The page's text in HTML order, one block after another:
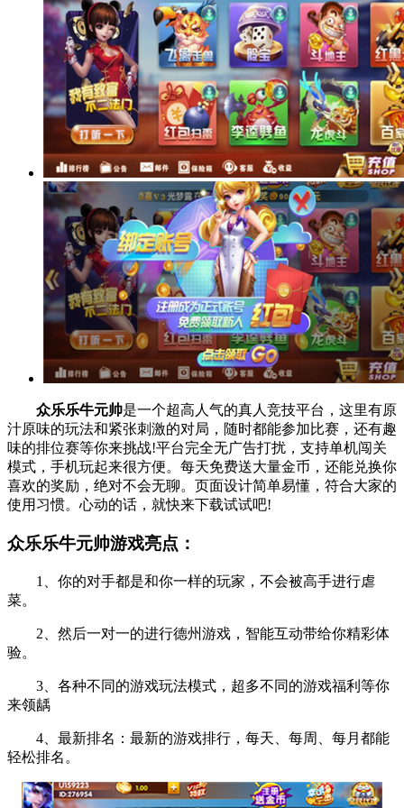
众乐乐牛元帅是一个超高人气的真人竞技平台，这里有原
汁原味的玩法和紧张刺激的对局，随时都能参加比赛，还有趣
味的排位赛等你来挑战!平台完全无广告打扰，支持单机闯关
模式，手机玩起来很方便。每天免费送大量金币，还能兑换你
喜欢的奖励，绝对不会无聊。页面设计简单易懂，符合大家的
使用习惯。心动的话，就快来下载试试吧!
众乐乐牛元帅游戏亮点：
1、你的对手都是和你一样的玩家，不会被高手进行虐
菜。
2、然后一对一的进行德州游戏，智能互动带给你精彩体
验。
3、各种不同的游戏玩法模式，超多不同的游戏福利等你
来领龋
4、最新排名：最新的游戏排行，每天、每周、每月都能
轻松排名。